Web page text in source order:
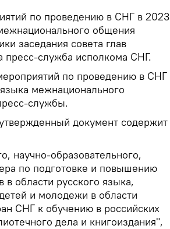
по проведению в СНГ в 2023
общения
заседания совета глав
пресс-служба исполкома СНГ.
по проведению в СНГ
межнационального
службы.
документ содержит
научно-образовательного,
по подготовке и повышению
в области русского языка,
и молодежи в области
СНГ к обучению в российских
дела и книгоиздания",